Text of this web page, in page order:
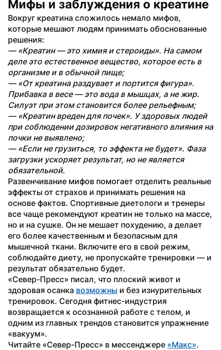
Мифы и заблуждения о креатине
Вокруг креатина сложилось немало мифов,
которые мешают людям принимать обоснованные
решения:
— «Креатин — это химия и стероиды». На самом
деле это естественное вещество, которое есть в
организме и в обычной пище;
— «От креатина раздувает и портится фигура».
Прибавка в весе — это вода в мышцах, а не жир.
Силуэт при этом становится более рельефным;
— «Креатин вреден для почек». У здоровых людей
при соблюдении дозировок негативного влияния на
почки не выявлено;
— «Если не грузиться, то эффекта не будет». Фаза
загрузки ускоряет результат, но не является
обязательной.
Развенчивание мифов помогает отделить реальные
эффекты от страхов и принимать решения на
основе фактов. Спортивные диетологи и тренеры
все чаще рекомендуют креатин не только на массе,
но и на сушке. Он не мешает похудению, а делает
его более качественным и безопасным для
мышечной ткани. Включите его в свой режим,
соблюдайте диету, не пропускайте тренировки — и
результат обязательно будет.
«Север-Пресс» писал, что плоский живот и
здоровая осанка возможны и без изнурительных
тренировок. Сегодня фитнес-индустрия
возвращается к осознанной работе с телом, и
одним из главных трендов становится упражнение
«вакуум».
Читайте «Север-Пресс» в мессенджере «Макс».